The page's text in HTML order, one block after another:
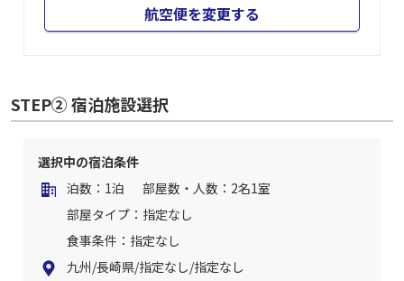
航空便を変更する
STEP② 宿泊施設選択
選択中の宿泊条件
泊数：1泊
部屋数・人数：2名1室
部屋タイプ：指定なし
食事条件：指定なし
九州/長崎県/指定なし/指定なし